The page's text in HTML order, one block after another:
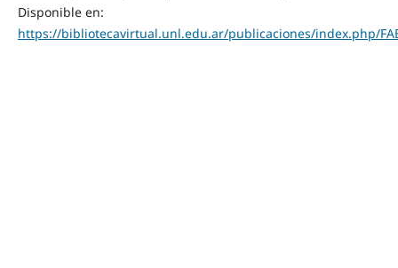
Disponible en:
https://bibliotecavirtual.unl.edu.ar/publicaciones/index.php/